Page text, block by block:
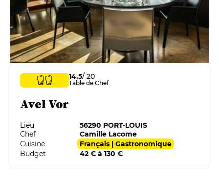
14.5/ 20
Table de Chef
Avel Vor
Lieu
56290 PORT-LOUIS
Chef
Camille Lacome
Cuisine
Français | Gastronomique
Budget
42 € à 130 €